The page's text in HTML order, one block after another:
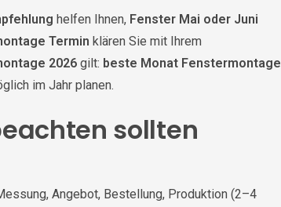
helfen Ihnen, Fenster Mai oder Juni
Termin klären Sie mit Ihrem
2026 gilt: beste Monat Fenstermontage
im Jahr planen.
sollten
Angebot, Bestellung, Produktion (2–4